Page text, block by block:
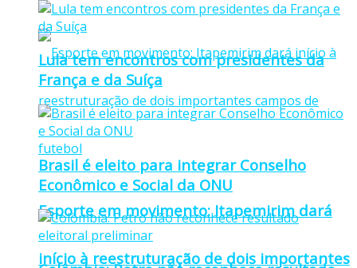
Esporte em movimento: Itapemirim dará
início à reestruturação de dois importantes
Lula tem encontros com presidentes da
França e da Suíça
Brasil é eleito para integrar Conselho
Econômico e Social da ONU